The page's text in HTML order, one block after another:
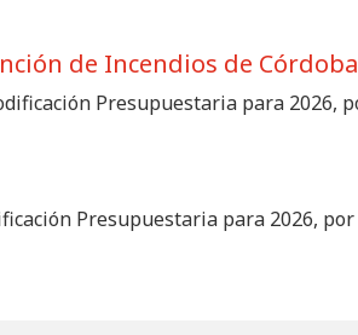
de Incendios de Córdoba
Presupuestaria para 2026,
Presupuestaria para 2026,